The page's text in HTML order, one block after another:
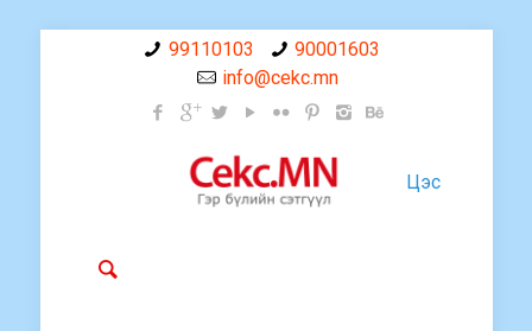
99110103
90001603
info@cekc.mn
Цэс